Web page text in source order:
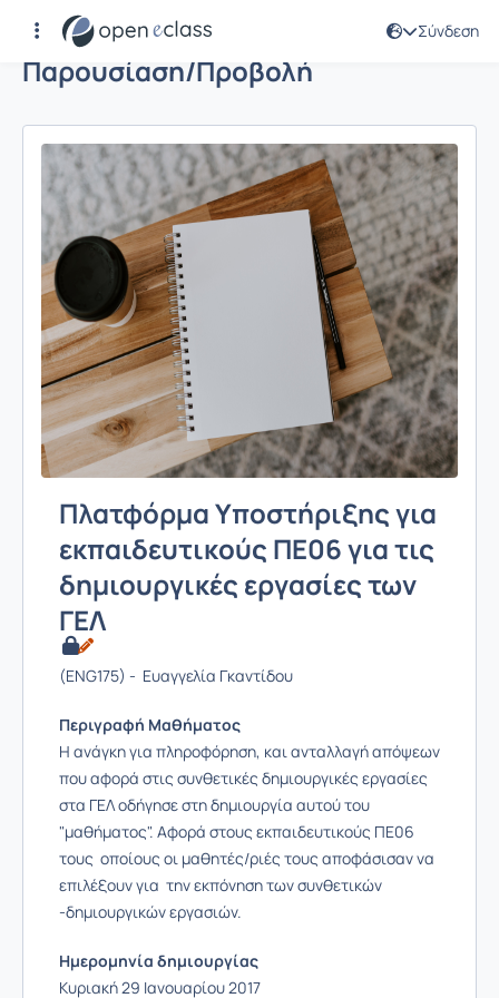
Σύνδεση
Παρουσίαση/Προβολή
Πλατφόρμα Υποστήριξης για
εκπαιδευτικούς ΠΕ06 για τις
δημιουργικές εργασίες των
ΓΕΛ
(ENG175) - Ευαγγελία Γκαντίδου
Περιγραφή Μαθήματος
Η ανάγκη για πληροφόρηση, και ανταλλαγή απόψεων
που αφορά στις συνθετικές δημιουργικές εργασίες
στα ΓΕΛ οδήγησε στη δημιουργία αυτού του
"μαθήματος". Αφορά στους εκπαιδευτικούς ΠΕ06
τους οποίους οι μαθητές/ριές τους αποφάσισαν να
επιλέξουν για την εκπόνηση των συνθετικών
-δημιουργικών εργασιών.
Ημερομηνία δημιουργίας
Κυριακή 29 Ιανουαρίου 2017